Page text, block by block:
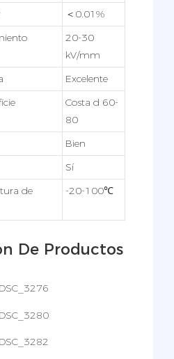
＜0.01%
20-30
kV/mm
Excelente
Costa d 60-
80
Bien
Sí
de
-20-100℃
De Productos